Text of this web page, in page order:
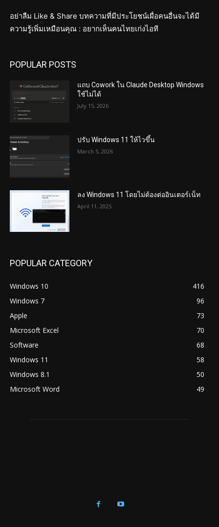
อย่าลืม Like & Share บทความที่มีประโยชน์เผื่อคนอื่นจะได้มี
ความรู้เพิ่มเหมือนคุณ : อยากเห็นคนไทยเก่งไอที
POPULAR POSTS
แถบ Cowork ใน Claude Desktop Windows
ใช้ไม่ได้
July 15, 2026
ปรับ Windows 11 ให้ไวขึ้น
March 5, 2026
ลง Windows 11 โดยไม่ต้องต่ออินเตอร์เน็ท
April 11, 2025
POPULAR CATEGORY
Windows 10
416
Windows 7
96
Apple
73
Microsoft Excel
70
Software
68
Windows 11
58
Windows 8.1
50
Microsoft Word
49